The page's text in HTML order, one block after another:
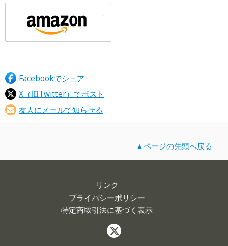
Facebookでシェア
X（旧Twitter）でポスト
友人にメールで知らせる
▲ページの先頭へ戻る
リンク
プライバシーポリシー
特定商取引法に基づく表示